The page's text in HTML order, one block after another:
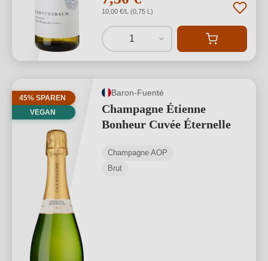
10,00 €/L (0,75 L)
1
45% SPAREN
VEGAN
Baron-Fuenté
Champagne Étienne
Bonheur Cuvée Éternelle
Champagne AOP
Brut